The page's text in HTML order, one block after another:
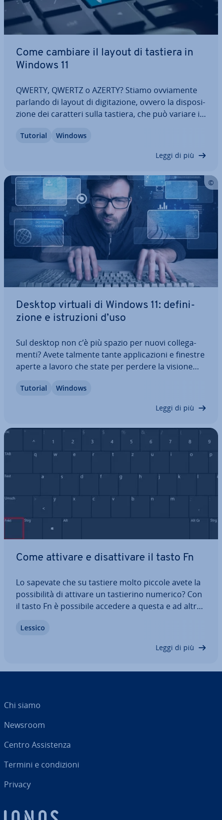
Come cambiare il layout di tastiera in
Windows 11
QWERTY, QWERTZ o AZERTY? Stiamo ov­via­men­te
parlando di layout di di­gi­ta­zio­ne, ovvero la di­spo­si­
zio­ne dei caratteri sulla tastiera, che può variare in
vari layout anche per quanto riguarda i caratteri
Tutorial Windows
Leggi di più
Desktop virtuali di Windows 11: de­fi­ni­
zio­ne e istru­zio­ni d’uso
Sul desktop non c’è più spazio per nuovi col­le­ga­
men­ti? Avete talmente tante ap­pli­ca­zio­ni e finestre
aperte a lavoro che state per perdere la visione
“Desktop virtuali”. In pochi passaggi create una su­
Tutorial Windows
Leggi di più
Come attivare e di­sat­ti­va­re il tasto Fn
Lo sapevate che su tastiere molto piccole avete la
pos­si­bi­li­tà di attivare un ta­stie­ri­no numerico? Con
il tasto Fn è possibile accedere a questa e ad altre
com­bi­na­zio­ne di tasti, è suf­fi­cien­te attivare o di­sat­
Lessico
Leggi di più
Chi siamo
Newsroom
Centro As­si­sten­za
Termini e con­di­zio­ni
Privacy